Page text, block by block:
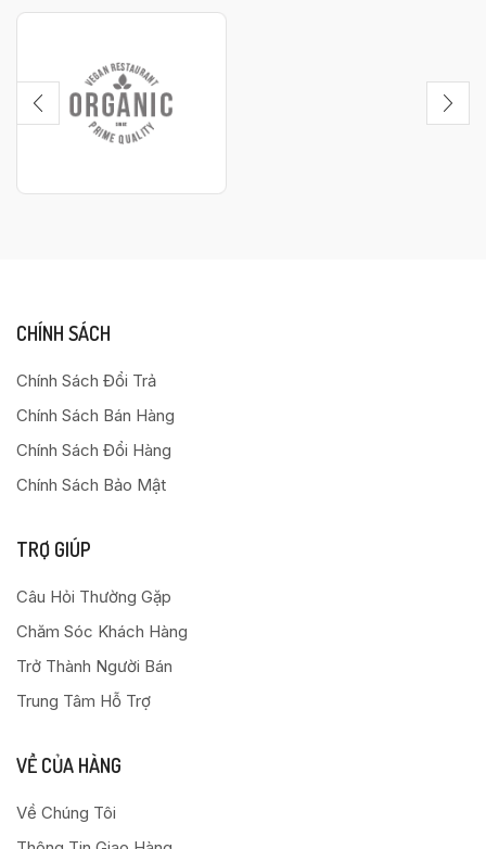
CHÍNH SÁCH
Chính Sách Đổi Trả
Chính Sách Bán Hàng
Chính Sách Đổi Hàng
Chính Sách Bảo Mật
TRỢ GIÚP
Câu Hỏi Thường Gặp
Chăm Sóc Khách Hàng
Trở Thành Người Bán
Trung Tâm Hỗ Trợ
VỀ CỦA HÀNG
Về Chúng Tôi